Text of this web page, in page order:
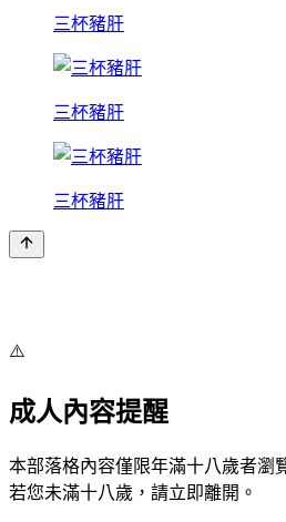
三杯豬肝
三杯豬肝
三杯豬肝
⚠️
成人內容提醒
本部落格內容僅限年滿十八歲者瀏
若您未滿十八歲，請立即離開。